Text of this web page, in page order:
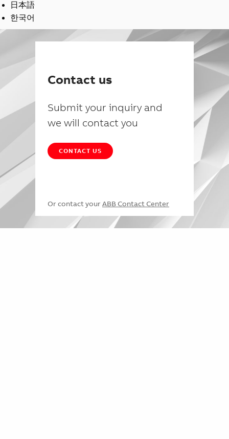
日本語
한국어
Contact us
Submit your inquiry and
we will contact you
CONTACT US
Or contact your ABB Contact Center